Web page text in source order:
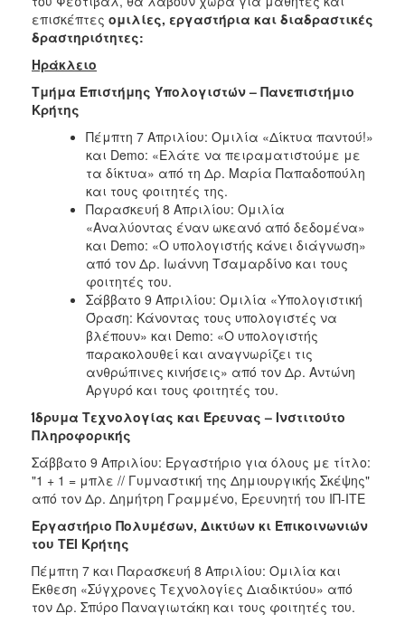
επισκέπτες ομιλίες, εργαστήρια και διαδραστικές
δραστηριότητες:
Ηράκλειο
Τμήμα Επιστήμης Υπολογιστών – Πανεπιστήμιο
Κρήτης
Πέμπτη 7 Απριλίου: Ομιλία «Δίκτυα παντού!»
και Demo: «Ελάτε να πειραματιστούμε με
τα δίκτυα» από τη Δρ. Μαρία Παπαδοπούλη
και τους φοιτητές της.
Παρασκευή 8 Απριλίου: Ομιλία
«Αναλύοντας έναν ωκεανό από δεδομένα»
και Demo: «Ο υπολογιστής κάνει διάγνωση»
από τον Δρ. Ιωάννη Τσαμαρδίνο και τους
φοιτητές του.
Σάββατο 9 Απριλίου: Ομιλία «Υπολογιστική
Όραση: Κάνοντας τους υπολογιστές να
βλέπουν» και Demo: «Ο υπολογιστής
παρακολουθεί και αναγνωρίζει τις
ανθρώπινες κινήσεις» από τον Δρ. Αντώνη
Αργυρό και τους φοιτητές του.
Ίδρυμα Τεχνολογίας και Έρευνας – Ινστιτούτο
Πληροφορικής
Σάββατο 9 Απριλίου: Εργαστήριο για όλους με τίτλο:
"1 + 1 = μπλε // Γυμναστική της Δημιουργικής Σκέψης"
από τον Δρ. Δημήτρη Γραμμένο, Ερευνητή του ΙΠ-ΙΤΕ
Εργαστήριο Πολυμέσων, Δικτύων κι Επικοινωνιών
του ΤΕΙ Κρήτης
Πέμπτη 7 και Παρασκευή 8 Απριλίου: Ομιλία και
Έκθεση «Σύγχρονες Τεχνολογίες Διαδικτύου» από
τον Δρ. Σπύρο Παναγιωτάκη και τους φοιτητές του.